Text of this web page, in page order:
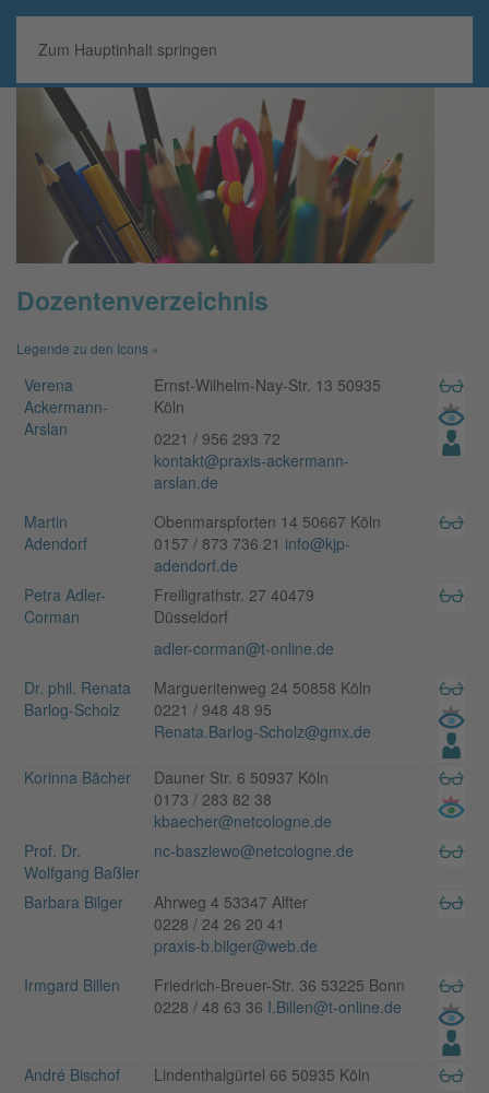
Zum Hauptinhalt springen
Dozentenverzeichnis
Legende zu den Icons »
Verena
Ackermann-
Arslan
Ernst-Wilhelm-Nay-Str. 13 50935
Köln
0221 / 956 293 72
kontakt@praxis-ackermann-
arslan.de
Martin
Adendorf
Obenmarspforten 14 50667 Köln
0157 / 873 736 21 info@kjp-
adendorf.de
Petra Adler-
Corman
Freiligrathstr. 27 40479
Düsseldorf
adler-corman@t-online.de
Dr. phil. Renata
Barlog-Scholz
Margueritenweg 24 50858 Köln
0221 / 948 48 95
Renata.Barlog-Scholz@gmx.de
Korinna Bächer
Dauner Str. 6 50937 Köln
0173 / 283 82 38
kbaecher@netcologne.de
Prof. Dr.
Wolfgang Baßler
nc-baszlewo@netcologne.de
Barbara Bilger
Ahrweg 4 53347 Alfter
0228 / 24 26 20 41
praxis-b.bilger@web.de
Irmgard Billen
Friedrich-Breuer-Str. 36 53225 Bonn
0228 / 48 63 36 I.Billen@t-online.de
André Bischof
Lindenthalgürtel 66 50935 Köln